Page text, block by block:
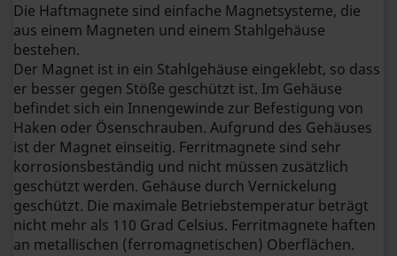
Die Haftmagnete sind einfache Magnetsysteme, die
aus einem Magneten und einem Stahlgehäuse
bestehen.
Der Magnet ist in ein Stahlgehäuse eingeklebt, so dass
er besser gegen Stöße geschützt ist. Im Gehäuse
befindet sich ein Innengewinde zur Befestigung von
Haken oder Ösenschrauben. Aufgrund des Gehäuses
ist der Magnet einseitig. Ferritmagnete sind sehr
korrosionsbeständig und nicht müssen zusätzlich
geschützt werden. Gehäuse durch Vernickelung
geschützt. Die maximale Betriebstemperatur beträgt
nicht mehr als 110 Grad Celsius. Ferritmagnete haften
an metallischen (ferromagnetischen) Oberflächen.